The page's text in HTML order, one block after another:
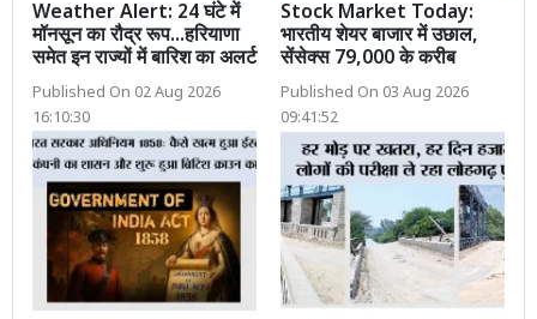
Weather Alert: 24 घंटे में
मॉनसून का रौद्र रूप...हरियाणा
समेत इन राज्यों में बारिश का अलर्ट
Published On 02 Aug 2026
16:10:30
Stock Market Today:
भारतीय शेयर बाजार में उछाल,
सेंसेक्स 79,000 के करीब
Published On 03 Aug 2026
09:41:52